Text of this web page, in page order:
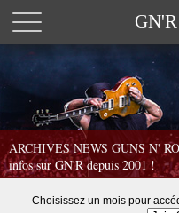
ARCHIVES NEWS GUNS N'
infos sur GN'R depuis 2001 !
Choisissez un mois pour